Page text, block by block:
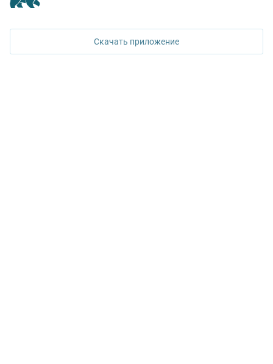
ул. Горького, 65, 0 подъезд, 3 этаж
Скачать приложение